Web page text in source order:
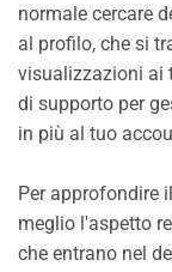
normale cercare
al profilo, che si
visualizzazioni ai
di supporto per
in più al tuo
Per approfondire
meglio l'aspetto
che entrano nel